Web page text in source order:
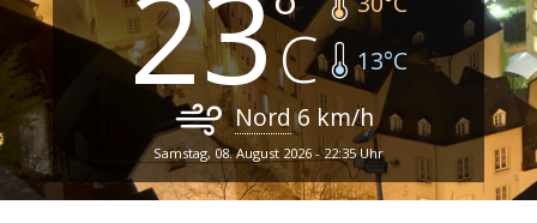
23
13°C
Nord6 km/h
Samstag, 08. August 2026 - 22:35 Uhr